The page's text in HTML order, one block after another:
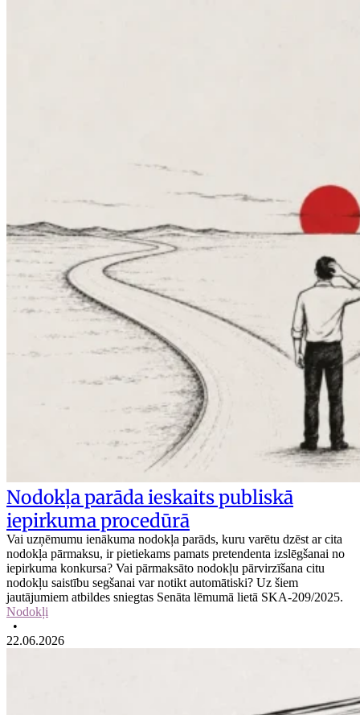
Nodokļa parāda ieskaits publiskā
iepirkuma procedūrā
Vai uzņēmumu ienākuma nodokļa parāds, kuru varētu dzēst ar cita
nodokļa pārmaksu, ir pietiekams pamats pretendenta izslēgšanai no
iepirkuma konkursa? Vai pārmaksāto nodokļu pārvirzīšana citu
nodokļu saistību segšanai var notikt automātiski? Uz šiem
jautājumiem atbildes sniegtas Senāta lēmumā lietā SKA-209/2025.
Nodokļi
•
22.06.2026